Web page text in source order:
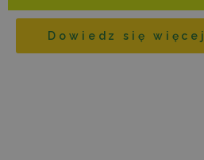
Dowiedz się więcej